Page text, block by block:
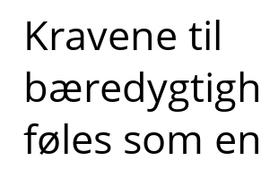
Kravene til
føles som